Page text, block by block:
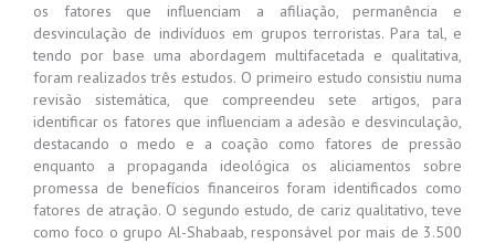
os fatores que influenciam a afiliação, permanência e
desvinculação de indivíduos em grupos terroristas. Para tal, e
tendo por base uma abordagem multifacetada e qualitativa,
foram realizados três estudos. O primeiro estudo consistiu numa
revisão sistemática, que compreendeu sete artigos, para
identificar os fatores que influenciam a adesão e desvinculação,
destacando o medo e a coação como fatores de pressão
enquanto a propaganda ideológica os aliciamentos sobre
promessa de benefícios financeiros foram identificados como
fatores de atração. O segundo estudo, de cariz qualitativo, teve
como foco o grupo Al-Shabaab, responsável por mais de 3.500